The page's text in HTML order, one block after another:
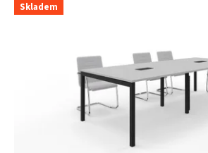
Skladem